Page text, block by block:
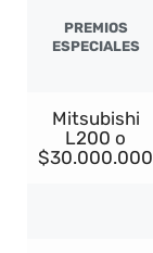
PREMIOS
ESPECIALES
Mitsubishi
L200 o
$30.000.000